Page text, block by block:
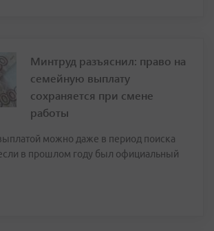
Минтруд разъяснил: право на
семейную выплату
сохраняется при смене
работы
можно даже в период поиска
в прошлом году был официальный